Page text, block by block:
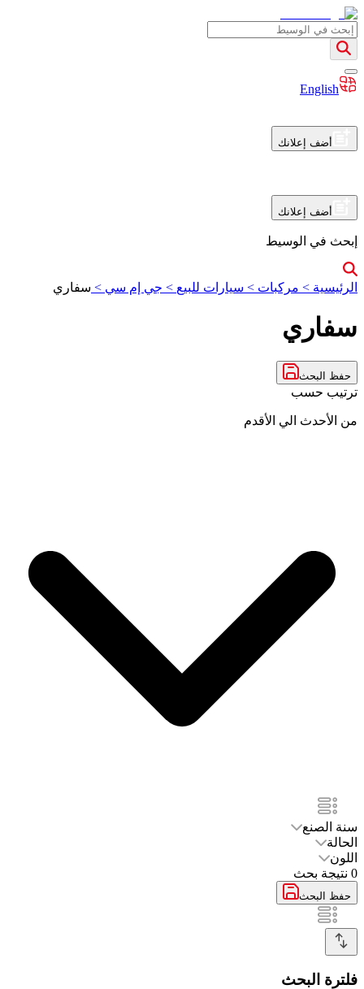
English
أضف إعلانك
أضف إعلانك
إبحث في الوسيط
الرئيسية > مركبات > سيارات للبيع > جي إم سي > سفاري
سفاري
حفظ البحث
ترتيب حسب
من الأحدث الي الأقدم
سنة الصنع
الحالة
اللون
0 نتيجة بحث
حفظ البحث
فلترة البحث